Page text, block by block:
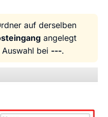
auf derselben
angelegt
bei ---.